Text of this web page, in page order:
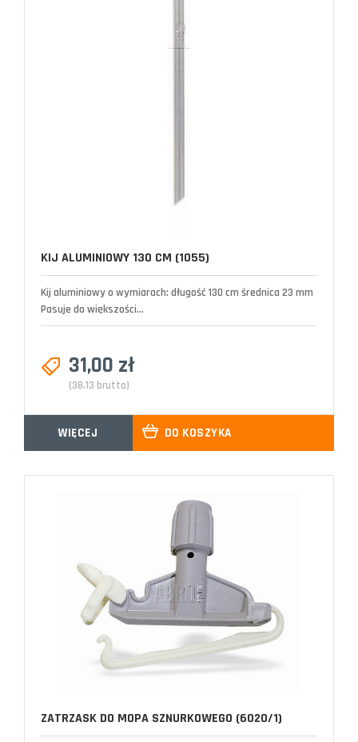
KIJ ALUMINIOWY 130 CM (1055)
Kij aluminiowy o wymiarach: długość 130 cm średnica 23 mm
Pasuje do większości...
31,00 zł
(38,13 brutto)
WIĘCEJ DO KOSZYKA
ZATRZASK DO MOPA SZNURKOWEGO (6020/1)